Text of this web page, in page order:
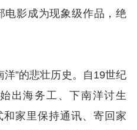
电影成为现象级作品，绝
洋”的悲壮历史。自19世纪
出海务工、下南洋讨生
和家里保持通讯、寄回家